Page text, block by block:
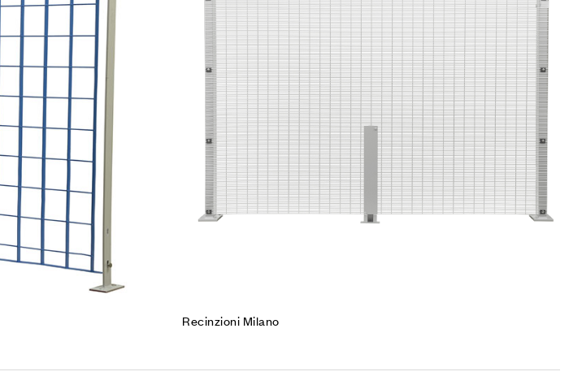
Leggi tutto
Recinzioni Milano